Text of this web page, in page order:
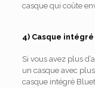
casque qui coûte
4) Casque
Si vous avez plus
un casque avec
casque intégré